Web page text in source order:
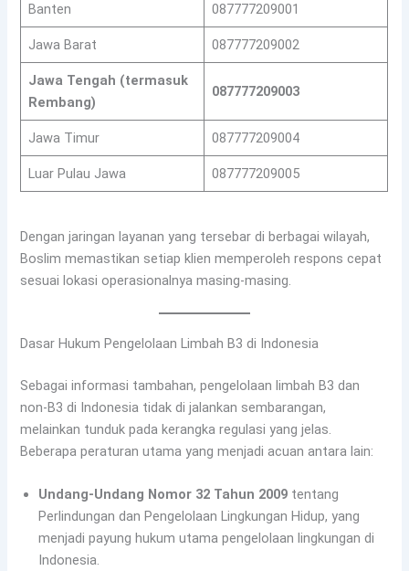
Banten 087777209001
Jawa Barat 087777209002
Jawa Tengah (termasuk
Rembang)
087777209003
Jawa Timur 087777209004
Luar Pulau Jawa 087777209005
Dengan jaringan layanan yang tersebar di berbagai wilayah,
Boslim memastikan setiap klien memperoleh respons cepat
sesuai lokasi operasionalnya masing-masing.
Dasar Hukum Pengelolaan Limbah B3 di Indonesia
Sebagai informasi tambahan, pengelolaan limbah B3 dan
non-B3 di Indonesia tidak di jalankan sembarangan,
melainkan tunduk pada kerangka regulasi yang jelas.
Beberapa peraturan utama yang menjadi acuan antara lain:
Undang-Undang Nomor 32 Tahun 2009 tentang
Perlindungan dan Pengelolaan Lingkungan Hidup, yang
menjadi payung hukum utama pengelolaan lingkungan di
Indonesia.